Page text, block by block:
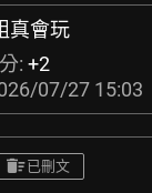
真會玩
: +2
07/27 15:03
已刪文